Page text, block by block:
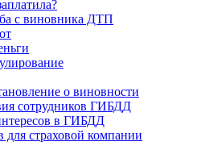
с виновника ДТП
о виновности
сотрудников ГИБДД
в ГИБДД
для страховой компании